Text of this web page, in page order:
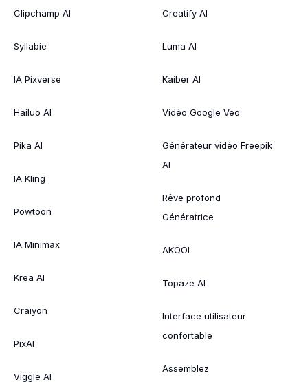
Clipchamp AI
Syllabie
IA Pixverse
Hailuo AI
Pika AI
IA Kling
Powtoon
IA Minimax
Krea AI
Craiyon
PixAI
Viggle AI
Creatify AI
Luma AI
Kaiber AI
Vidéo Google Veo
Générateur vidéo Freepik
AI
Rêve profond
Génératrice
AKOOL
Topaze AI
Interface utilisateur
confortable
Assemblez